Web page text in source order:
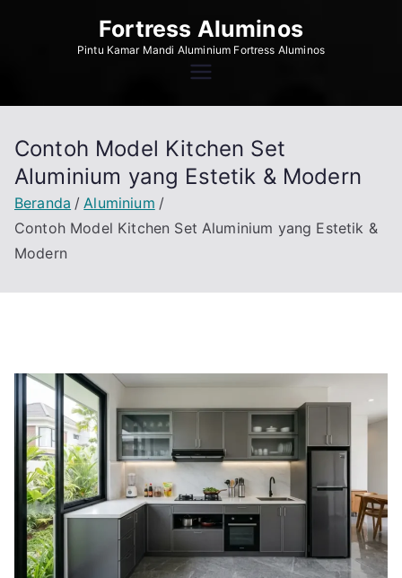
Fortress Aluminos
Pintu Kamar Mandi Aluminium Fortress Aluminos
Contoh Model Kitchen Set
Aluminium yang Estetik & Modern
Beranda
Aluminium
Contoh Model Kitchen Set Aluminium yang Estetik &
Modern